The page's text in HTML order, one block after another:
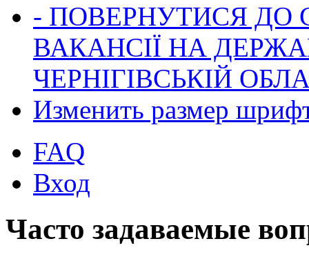
- ПОВЕРНУТИСЯ ДО
ВАКАНСІЇ НА
ЧЕРНІГІВСЬКІЙ
Изменить размер
FAQ
Вход
Часто задаваемые